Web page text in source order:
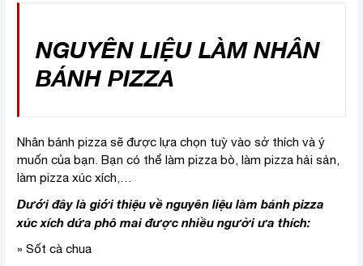
NGUYÊN LIỆU LÀM NHÂN
BÁNH PIZZA
Nhân bánh pizza sẽ được lựa chọn tuỳ vào sở thích và ý
muốn của bạn. Bạn có thể làm pizza bò, làm pizza hải sản,
làm pizza xúc xích,…
Dưới đây là giới thiệu về nguyên liệu làm bánh pizza
xúc xích dứa phô mai được nhiều người ưa thích:
» Sốt cà chua